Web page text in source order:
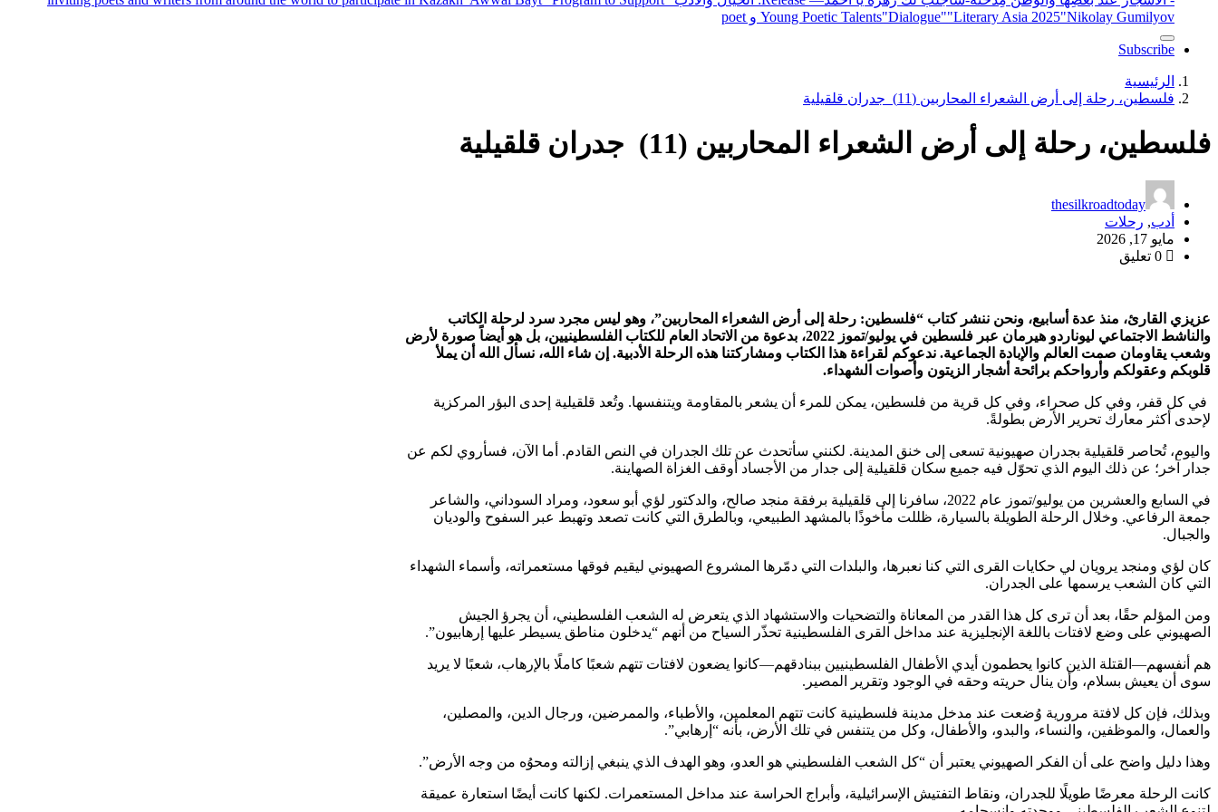
Young Poetic Talents"Dialogue""Literary Asia 2025"Nikolay Gumilyov و poet
Subscribe
الرئيسية
فلسطين، رحلة إلى أرض الشعراء المحاربين (11) جدران قلقيلية
فلسطين، رحلة إلى أرض الشعراء المحاربين (11) جدران قلقيلية
thesilkroadtoday
أدب, رحلات
مايو 17, 2026
عزيزي القارئ، منذ عدة أسابيع، ونحن ننشر كتاب “فلسطين: رحلة إلى أرض الشعراء المحاربين”، وهو ليس مجرد سرد لرحلة الكاتب
والناشط الاجتماعي ليوناردو هيرمان عبر فلسطين في يوليو/تموز 2022، بدعوة من الاتحاد العام للكتاب الفلسطينيين، بل هو أيضاً صورة لأرض
وشعب يقاومان صمت العالم والإبادة الجماعية. ندعوكم لقراءة هذا الكتاب ومشاركتنا هذه الرحلة الأدبية. إن شاء الله، نسأل الله أن يملأ
قلوبكم وعقولكم وأرواحكم برائحة أشجار الزيتون وأصوات الشهداء.
في كل قفر، وفي كل صحراء، وفي كل قرية من فلسطين، يمكن للمرء أن يشعر بالمقاومة ويتنفسها. وتُعد قلقيلية إحدى البؤر المركزية
لإحدى أكثر معارك تحرير الأرض بطولةً.
واليوم، تُحاصر قلقيلية بجدران صهيونية تسعى إلى خنق المدينة. لكنني سأتحدث عن تلك الجدران في النص القادم. أما الآن، فسأروي لكم عن
جدار آخر؛ عن ذلك اليوم الذي تحوّل فيه جميع سكان قلقيلية إلى جدار من الأجساد أوقف الغزاة الصهاينة.
في السابع والعشرين من يوليو/تموز عام 2022، سافرنا إلى قلقيلية برفقة منجد صالح، والدكتور لؤي أبو سعود، ومراد السوداني، والشاعر
جمعة الرفاعي. وخلال الرحلة الطويلة بالسيارة، ظللت مأخوذًا بالمشهد الطبيعي، وبالطرق التي كانت تصعد وتهبط عبر السفوح والوديان
والجبال.
كان لؤي ومنجد يرويان لي حكايات القرى التي كنا نعبرها، والبلدات التي دمّرها المشروع الصهيوني ليقيم فوقها مستعمراته، وأسماء الشهداء
التي كان الشعب يرسمها على الجدران.
ومن المؤلم حقًا، بعد أن ترى كل هذا القدر من المعاناة والتضحيات والاستشهاد الذي يتعرض له الشعب الفلسطيني، أن يجرؤ الجيش
الصهيوني على وضع لافتات باللغة الإنجليزية عند مداخل القرى الفلسطينية تحذّر السياح من أنهم “يدخلون مناطق يسيطر عليها إرهابيون”.
هم أنفسهم—القتلة الذين كانوا يحطمون أيدي الأطفال الفلسطينيين ببنادقهم—كانوا يضعون لافتات تتهم شعبًا كاملًا بالإرهاب، شعبًا لا يريد
سوى أن يعيش بسلام، وأن ينال حريته وحقه في الوجود وتقرير المصير.
وبذلك، فإن كل لافتة مرورية وُضعت عند مدخل مدينة فلسطينية كانت تتهم المعلمين، والأطباء، والممرضين، ورجال الدين، والمصلين،
والعمال، والموظفين، والنساء، والبدو، والأطفال، وكل من يتنفس في تلك الأرض، بأنه “إرهابي”.
وهذا دليل واضح على أن الفكر الصهيوني يعتبر أن “كل الشعب الفلسطيني هو العدو، وهو الهدف الذي ينبغي إزالته ومحوُه من وجه الأرض”.
كانت الرحلة معرضًا طويلًا للجدران، ونقاط التفتيش الإسرائيلية، وأبراج الحراسة عند مداخل المستعمرات. لكنها كانت أيضًا استعارة عميقة